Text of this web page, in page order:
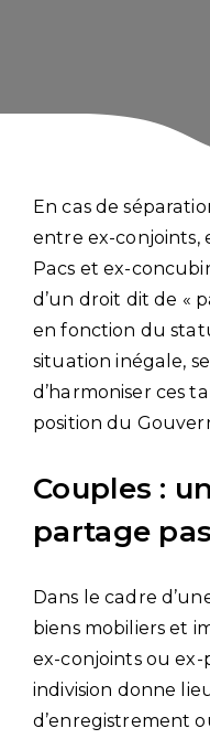
En cas de
entre ex-conjoints,
Pacs et ex-
d’un droit dit de «
en fonction du
situation inégale,
d’harmoniser ces
position du
Couples :
partage
Dans le cadre
biens mobiliers et
ex-conjoints ou ex-
indivision donne
d’enregistrement